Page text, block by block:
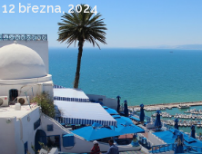
12 března, 2024